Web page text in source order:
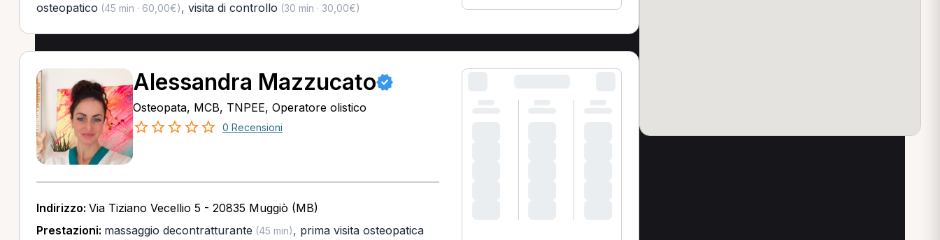
osteopatico (45 min · 60,00€), visita di controllo (30 min · 30,00€)
Alessandra Mazzucato
Osteopata, MCB, TNPEE, Operatore olistico
0 Recensioni
Indirizzo: Via Tiziano Vecellio 5 - 20835 Muggiò (MB)
Prestazioni: massaggio decontratturante (45 min), prima visita osteopatica